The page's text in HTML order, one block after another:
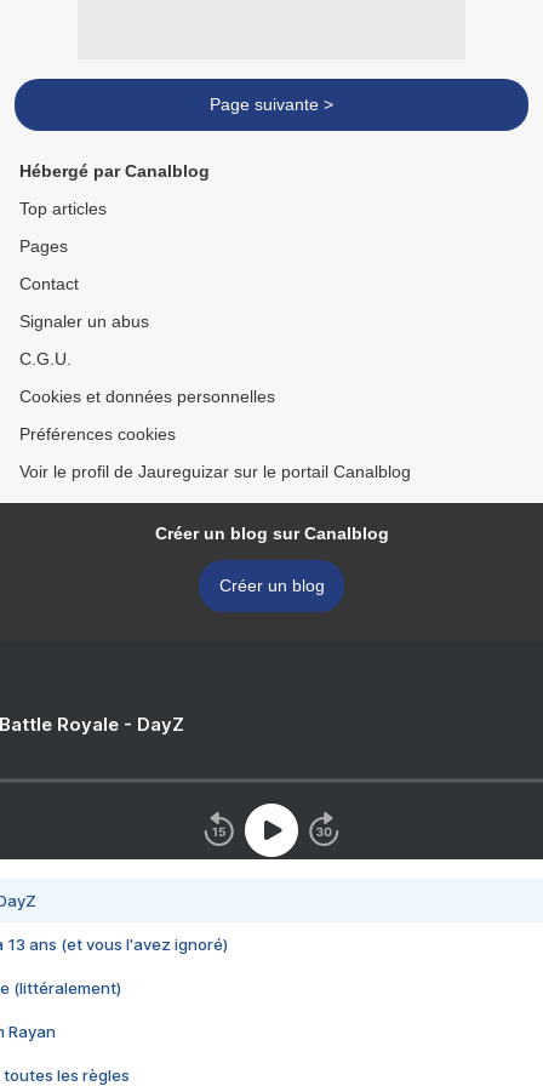
Page suivante >
Hébergé par Canalblog
Top articles
Pages
Contact
Signaler un abus
C.G.U.
Cookies et données personnelles
Préférences cookies
Voir le profil de Jaureguizar sur le portail Canalblog
Créer un blog sur Canalblog
Créer un blog
Royale - DayZ
13 ans (et vous l'avez ignoré)
(littéralement)
Rayan
toutes les règles